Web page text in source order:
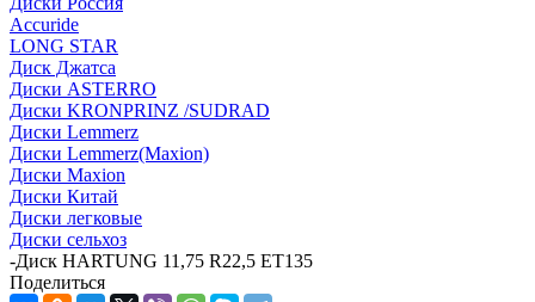
Accuride
LONG STAR
Диск Джатса
Диски ASTERRO
Диски KRONPRINZ /SUDRAD
Диски Lemmerz
Диски Lemmerz(Maxion)
Диски Maxion
Диски Китай
Диски легковые
Диски сельхоз
-Диск HARTUNG 11,75 R22,5 ET135
Поделиться